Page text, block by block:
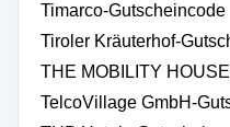
Timarco-Gutscheincode
Tiroler Kräuterhof-
THE MOBILITY
TelcoVillage GmbH-